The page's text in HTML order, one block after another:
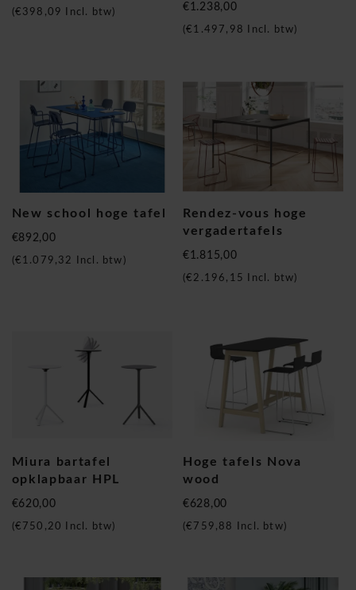
(€398,09 Incl. btw) €1.238,00
(€1.497,98 Incl. btw)
New school hoge tafel
€892,00
(€1.079,32 Incl. btw)
Rendez-vous hoge
vergadertafels
€1.815,00
(€2.196,15 Incl. btw)
Miura bartafel
opklapbaar HPL
€620,00
€750,20 Incl. btw)
Hoge tafels Nova
wood
€628,00
(€759,88 Incl. btw)